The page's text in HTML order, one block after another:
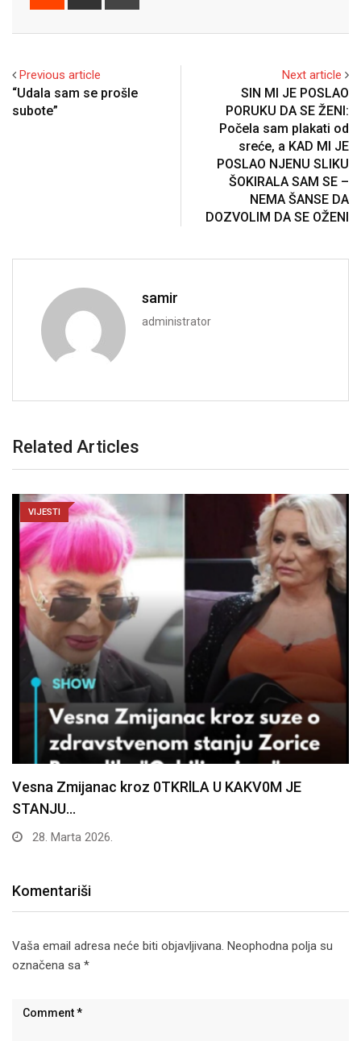
Previous article
“Udala sam se prošle
subote”
Next article
SIN MI JE POSLAO
PORUKU DA SE ŽENI:
Počela sam plakati od
sreće, a KAD MI JE
POSLAO NJENU SLIKU
ŠOKIRALA SAM SE –
NEMA ŠANSE DA
DOZVOLIM DA SE OŽENI
samir
administrator
Related Articles
VIJESTI
Vesna Zmijanac kroz 0TKRlLA U KAKV0M JE
STANJU…
28. Marta 2026.
Komentariši
Vaša email adresa neće biti objavljivana. Neophodna polja su
označena sa *